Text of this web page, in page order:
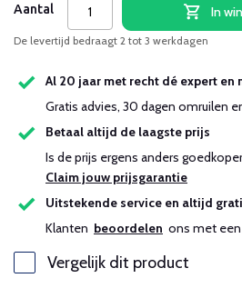
Aantal In
De levertijd bedraagt 2 tot 3 werkdagen
Al 20 jaar met recht dé expert en
Gratis advies, 30 dagen omruilen
Betaal altijd de laagste prijs
Is de prijs ergens anders
Claim jouw prijsgarantie
Uitstekende service en altijd
Klanten beoordelen ons met een
Vergelijk dit product